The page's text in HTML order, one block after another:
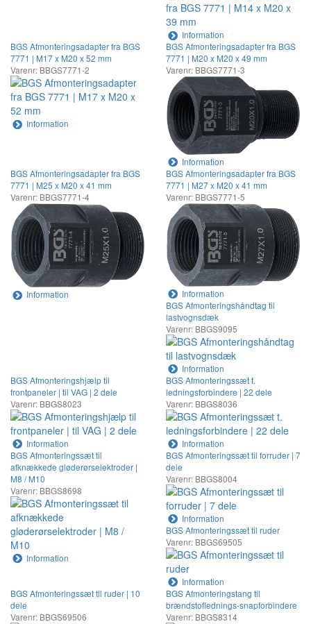
Information
BGS Afmonteringsadapter fra BGS
7771 | M17 x M20 x 52 mm
Varenr: BBGS7771-2
Information
BGS Afmonteringsadapter fra BGS
7771 | M20 x M20 x 49 mm
Varenr: BBGS7771-3
Information
BGS Afmonteringsadapter fra BGS
7771 | M25 x M20 x 41 mm
Varenr: BBGS7771-4
Information
BGS Afmonteringsadapter fra BGS
7771 | M27 x M20 x 41 mm
Varenr: BBGS7771-5
Information
BGS Afmonteringshåndtag til
lastvognsdæk
Varenr: BBGS9095
Information
BGS Afmonteringshjælp til
frontpaneler | til VAG | 2 dele
Varenr: BBGS8023
Information
BGS Afmonteringssæt t.
ledningsforbindere | 22 dele
Varenr: BBGS8036
Information
BGS Afmonteringssæt til
afknækkede gløderørselektroder |
M8 / M10
Varenr: BBGS8698
Information
BGS Afmonteringssæt til forruder | 7
dele
Varenr: BBGS8004
Information
BGS Afmonteringssæt til ruder
Varenr: BBGS69505
Information
BGS Afmonteringssæt til ruder | 10
dele
Varenr: BBGS69506
BGS Afmonteringstang til
brændstoflednings-snapforbindere
Varenr: BBGS8314